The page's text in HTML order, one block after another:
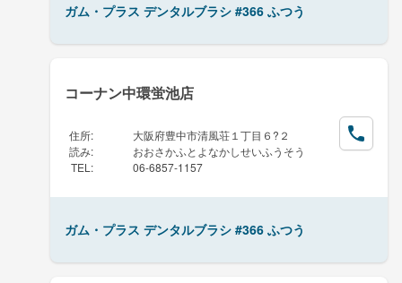
ガム・プラス デンタルブラシ #366 ふつう
コーナン中環蛍池店
住所:
大阪府豊中市清風荘１丁目６?２
読み:
おおさかふとよなかしせいふうそう
TEL : 06-6857-1157
ガム・プラス デンタルブラシ #366 ふつう